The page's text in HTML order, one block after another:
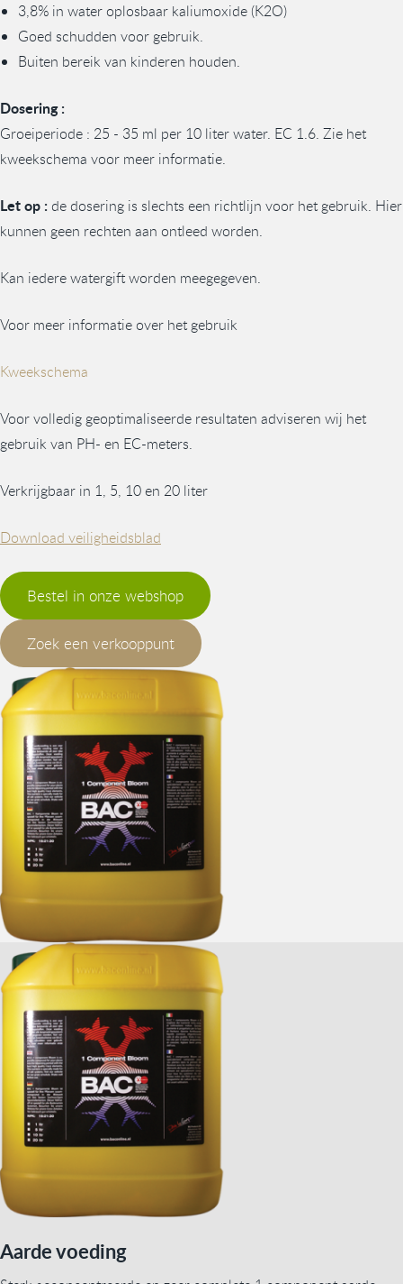
3,8% in water oplosbaar kaliumoxide (K2O)
Goed schudden voor gebruik.
Buiten bereik van kinderen houden.
Dosering :
Groeiperiode : 25 - 35 ml per 10 liter water. EC 1.6. Zie het
kweekschema voor meer informatie.
Let op : de dosering is slechts een richtlijn voor het gebruik. Hier
kunnen geen rechten aan ontleed worden.
Kan iedere watergift worden meegegeven.
Voor meer informatie over het gebruik
Kweekschema
Voor volledig geoptimaliseerde resultaten adviseren wij het
gebruik van PH- en EC-meters.
Verkrijgbaar in 1, 5, 10 en 20 liter
Download veiligheidsblad
Bestel in onze webshop
Zoek een verkooppunt
Aarde voeding